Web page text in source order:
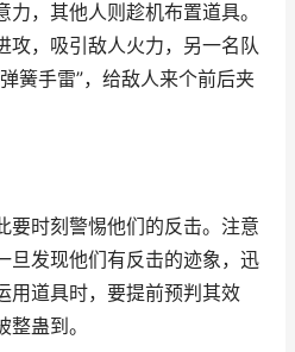
，其他人则趁机布置道具。
攻，吸引敌人火力，另一名队
簧手雷”，给敌人来个前后夹
要时刻警惕他们的反击。注意
旦发现他们有反击的迹象，迅
用道具时，要提前预判其效
蛊到。